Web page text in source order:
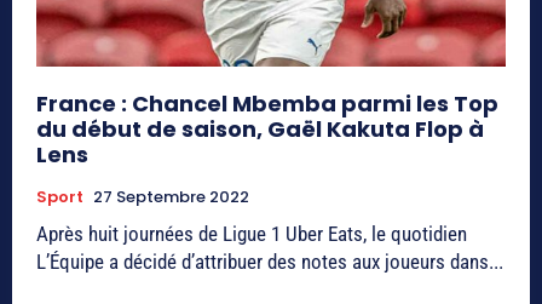
France : Chancel Mbemba parmi les Top
du début de saison, Gaël Kakuta Flop à
Lens
Sport 27 Septembre 2022
Après huit journées de Ligue 1 Uber Eats, le quotidien
L’Équipe a décidé d’attribuer des notes aux joueurs dans...